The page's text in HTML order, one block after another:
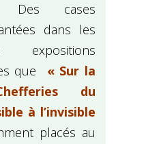
Des cases
dans les
expositions
que « Sur la
du
à l’invisible
placés au